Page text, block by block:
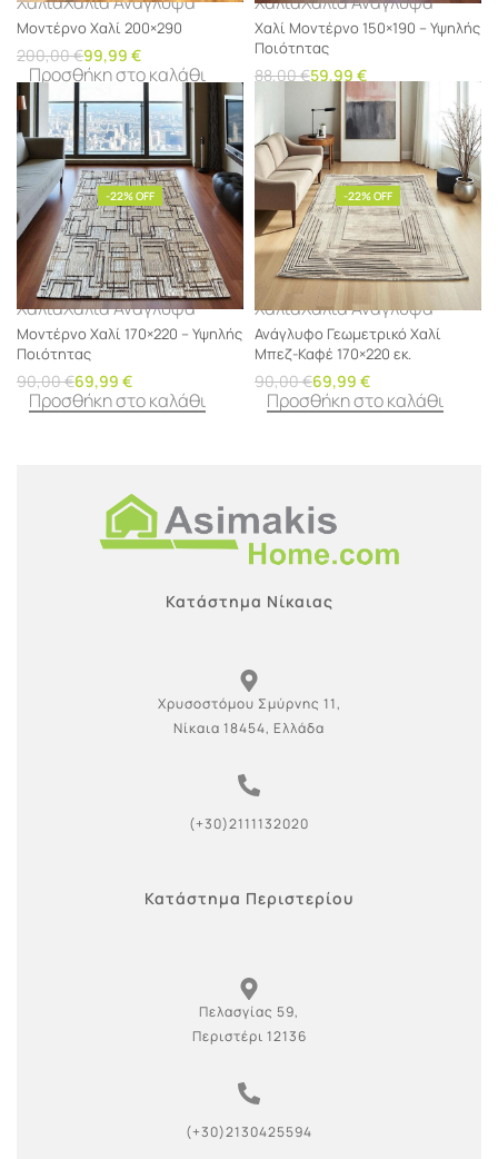
Μοντέρνο Χαλί 200×290
200,00€99,99 €
Προσθήκη στο καλάθι
Χαλί Μοντέρνο 150×190 – Υψηλής
Ποιότητας
88,00€59,99 €
Προσθήκη στο καλάθι
-22% OFF
ΧαλιάΧαλιά Ανάγλυφα
Μοντέρνο Χαλί 170×220 – Υψηλής
Ποιότητας
90,00€69,99 €
Προσθήκη στο καλάθι
-22% OFF
ΧαλιάΧαλιά Ανάγλυφα
Ανάγλυφο Γεωμετρικό Χαλί
Μπεζ-Καφέ 170×220 εκ.
90,00€69,99 €
Προσθήκη στο καλάθι
Κατάστημα Νίκαιας
Χρυσοστόμου Σμύρνης 11,
Νίκαια 18454, Ελλάδα
(+30)2111132020
Κατάστημα Περιστερίου
Πελασγίας 59,
Περιστέρι 12136
(+30)2130425594